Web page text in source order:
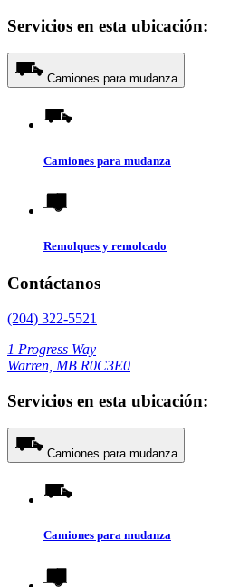
Servicios en esta ubicación:
Camiones para mudanza
Camiones para mudanza
Remolques y remolcado
Contáctanos
(204) 322-5521
1 Progress Way
Warren, MB R0C3E0
Servicios en esta ubicación:
Camiones para mudanza
Camiones para mudanza